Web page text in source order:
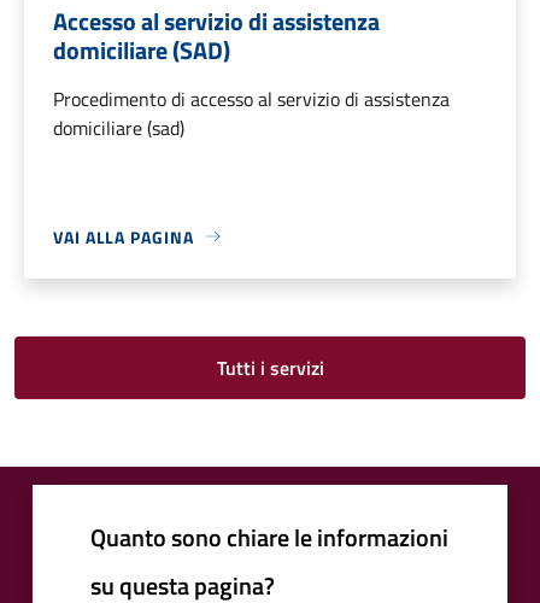
Accesso al servizio di assistenza
domiciliare (SAD)
Procedimento di accesso al servizio di assistenza
domiciliare (sad)
VAI ALLA PAGINA
Tutti i servizi
Quanto sono chiare le informazioni
su questa pagina?